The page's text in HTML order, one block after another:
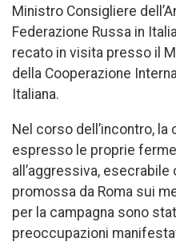
Ministro Consigliere
Federazione Russa in
recato in visita presso il
della Cooperazione
Italiana.
Nel corso dell’incontro,
espresso le proprie
all’aggressiva,
promossa da Roma sui
per la campagna sono
preoccupazioni